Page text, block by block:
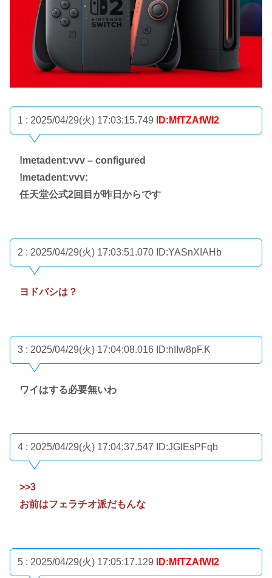
1 : 2025/04/29(火) 17:03:15.749 ID:MfTZAfWI2
!metadent:vvv – configured
!metadent:vvv:
任天堂公式2回目が昨日からです
2 : 2025/04/29(火) 17:03:51.070 ID:YASnXIAHb
ヨドバシは？
3 : 2025/04/29(火) 17:04:08.016 ID:hIIw8pF.K
ワイはする必要無いわ
4 : 2025/04/29(火) 17:04:37.547 ID:JGlEsPFqb
>>3
お前はフェラチオ派だもんな
5 : 2025/04/29(火) 17:05:17.129 ID:MfTZAfWI2